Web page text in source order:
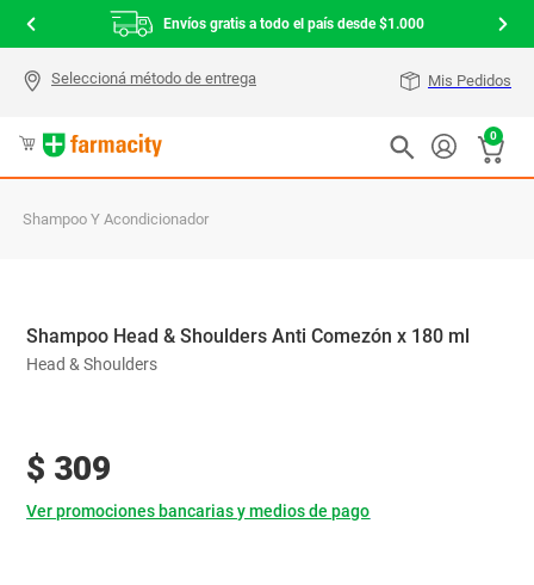
Envíos gratis a todo el país desde $1.000
Mis Pedidos
0
Shampoo Y Acondicionador
Shampoo Head & Shoulders Anti Comezón x 180 ml
Head & Shoulders
$ 309
Ver promociones bancarias y medios de pago